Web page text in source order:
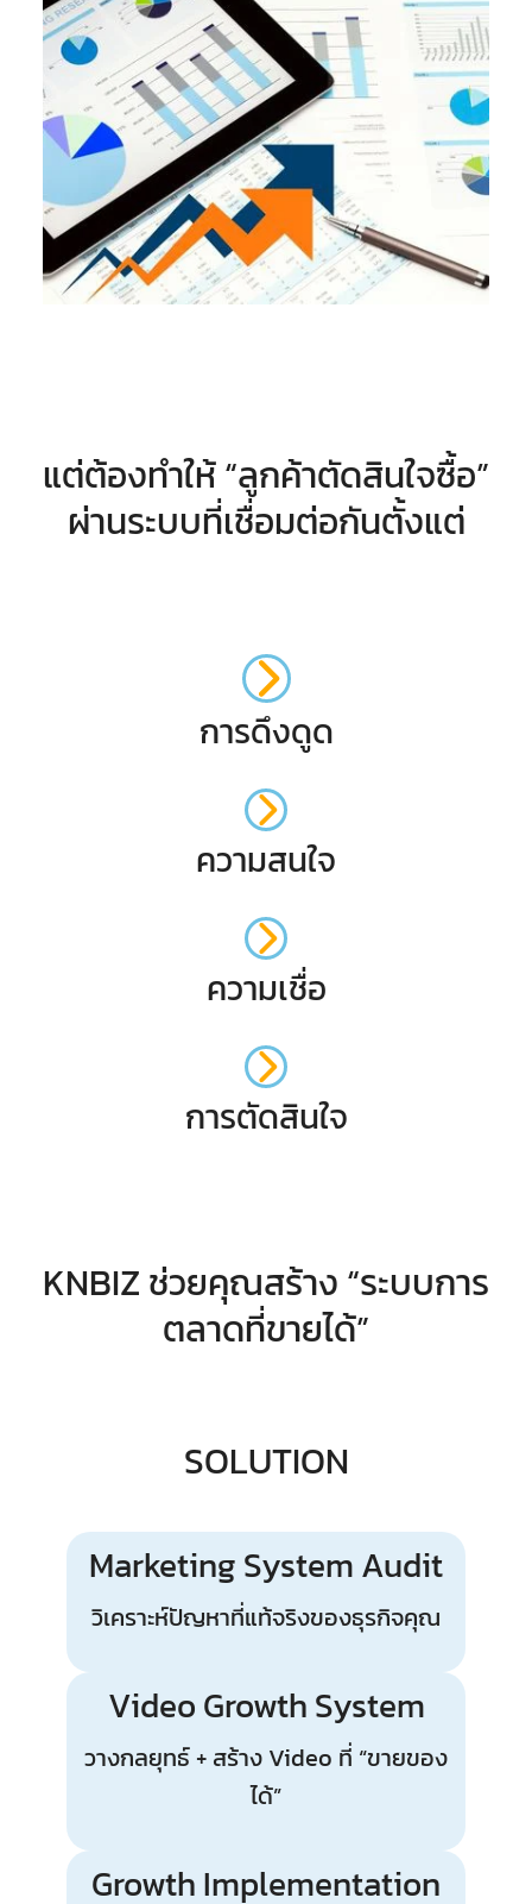
แต่ต้องทำให้ “ลูกค้าตัดสินใจซื้อ”
ผ่านระบบที่เชื่อมต่อกันตั้งแต่
การดึงดูด
ความสนใจ
ความเชื่อ
การตัดสินใจ
KNBIZ ช่วยคุณสร้าง “ระบบการ
ตลาดที่ขายได้”
SOLUTION
Marketing System Audit
วิเคราะห์ปัญหาที่แท้จริงของธุรกิจคุณ
Video Growth System
วางกลยุทธ์ + สร้าง Video ที่ “ขายของ
ได้”
Growth Implementation